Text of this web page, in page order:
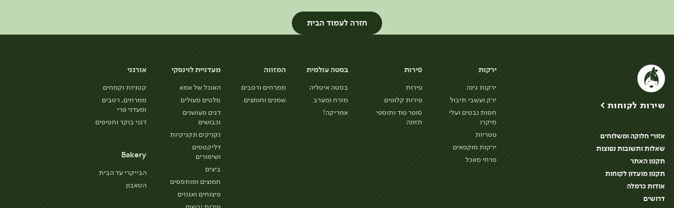
חזרה לעמוד הבית
ירקות
ירקות גינה
ירק ועשבי תיבול
חסות נבטים ועלי
מיקרו
פטריות
ירקות מוקפאים
פרחי מאכל
פירות
פירות
פירות קלופים
סופר פוד ותוספי
תזונה
בסטה עולמית
בסטה איטליה
מזרח ומערב
אמריקה!
המזווה
ממרחים ורטבים
שמנים וחומצים
מעדניית לוינסקי
האוכל של אמא
סלטים מעולים
דגים מעושנים
וכבושים
נקניקים ונקניקיות
דליקטסים
ושימורים
ביצים
חמוצים ומותססים
פיצוחים ואגוזים
אורגני
קטניות וקמחים
ממרחים, רטבים
ומעדני פרי
דגני בוקר וחטיפים
Bakery
הבייקרי עד הבית
הטאבון
שירות לקוחות >
אזורי חלוקה ומשלוחים
שאלות ותשובות נפוצות
תקנון האתר
תקנון מועדון לקוחות
אודות כרמלה
דרושים